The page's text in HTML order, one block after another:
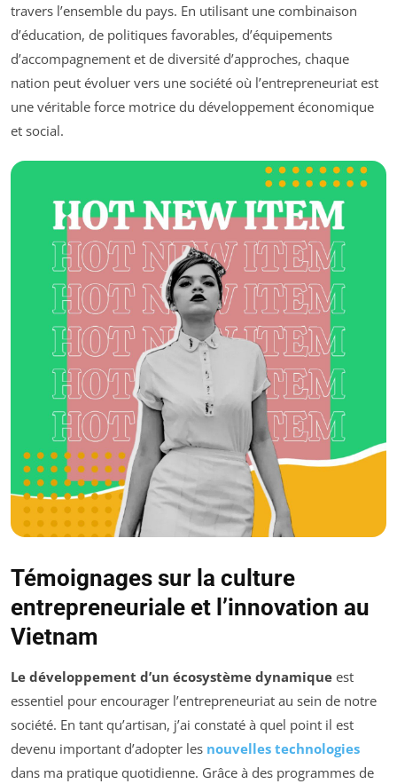
travers l’ensemble du pays. En utilisant une combinaison
d’éducation, de politiques favorables, d’équipements
d’accompagnement et de diversité d’approches, chaque
nation peut évoluer vers une société où l’entrepreneuriat est
une véritable force motrice du développement économique
et social.
Témoignages sur la culture
entrepreneuriale et l’innovation au
Vietnam
Le développement d’un écosystème dynamique est
essentiel pour encourager l’entrepreneuriat au sein de notre
société. En tant qu’artisan, j’ai constaté à quel point il est
devenu important d’adopter les nouvelles technologies
dans ma pratique quotidienne. Grâce à des programmes de